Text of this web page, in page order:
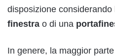
disposizione considerando
finestra o di una
In genere, la maggior